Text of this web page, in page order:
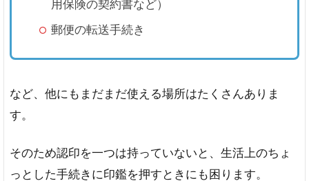
用保険の契約書など）
郵便の転送手続き
など、他にもまだまだ使える場所はたくさんありま
す。
そのため認印を一つは持っていないと、生活上のちょ
っとした手続きに印鑑を押すときにも困ります。